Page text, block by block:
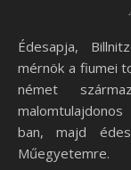
Édesapja, Billnitzer Lajos üzemvezető, majd vezető
mérnök a fiumei
német
ban, majd
Műegyetemre.